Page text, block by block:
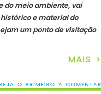
do meio ambiente, vai
e material do
um ponto de visitação
MAIS >
O PRIMEIRO A COMENTAR